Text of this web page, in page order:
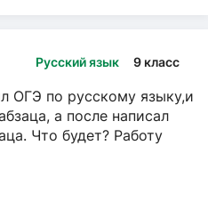
Русский язык 9 класс
ОГЭ по русскому языку,и
а после написал
Что будет? Работу